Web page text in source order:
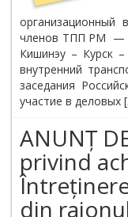
организационный
членов ТПП РМ —
Кишинэу – Курск
внутренний
заседания
участие в деловых
ANUNȚ
privind
din